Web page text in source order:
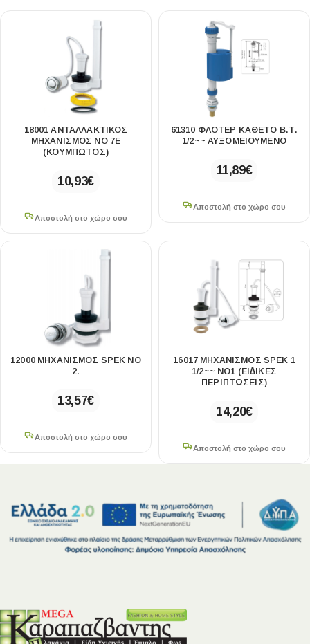
18001 ΑΝΤΑΛΛΑΚΤΙΚΌΣ
ΜΗΧΑΝΙΣΜΌΣ ΝΟ 7Ε
(ΚΟΥΜΠΩΤΌΣ)
10,93€
Αποστολή στο χώρο σου
61310 ΦΛΟΤΈΡ ΚΆΘΕΤΟ Β.Τ.
1/2~~ ΑΥΞΟΜΕΙΟΎΜΕΝΟ
11,89€
Αποστολή στο χώρο σου
12000 ΜΗΧΑΝΙΣΜΌΣ SPEK ΝΟ
2.
13,57€
Αποστολή στο χώρο σου
16017 ΜΗΧΑΝΙΣΜΌΣ SPEK 1
1/2~~ ΝΟ1 (ΕΙ∆ΙΚΕΣ
ΠΕΡΙΠΤΩΣΕΙΣ)
14,20€
Αποστολή στο χώρο σου